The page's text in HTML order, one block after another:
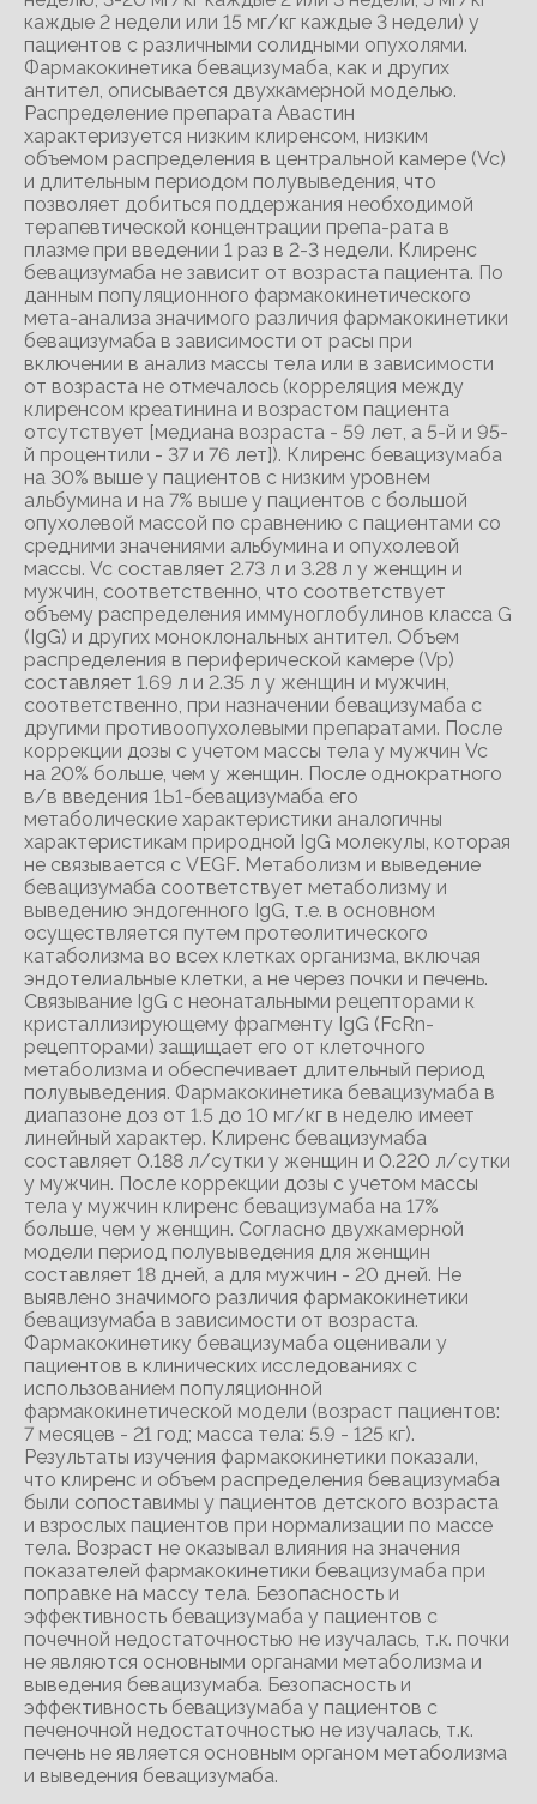
каждые 2 недели или 15 мг/кг каждые 3 недели) у
пациентов с различными солидными опухолями.
Фармакокинетика бевацизумаба, как и других
антител, описывается двухкамерной моделью.
Распределение препарата Авастин
характеризуется низким клиренсом, низким
объемом распределения в центральной камере (Vc)
и длительным периодом полувыведения, что
позволяет добиться поддержания необходимой
терапевтической концентрации препа-рата в
плазме при введении 1 раз в 2-3 недели. Клиренс
бевацизумаба не зависит от возраста пациента. По
данным популяционного фармакокинетического
мета-анализа значимого различия фармакокинетики
бевацизумаба в зависимости от расы при
включении в анализ массы тела или в зависимости
от возраста не отмечалось (корреляция между
клиренсом креатинина и возрастом пациента
отсутствует [медиана возраста - 59 лет, а 5-й и 95-
й процентили - 37 и 76 лет]). Клиренс бевацизумаба
на 30% выше у пациентов с низким уровнем
альбумина и на 7% выше у пациентов с большой
опухолевой массой по сравнению с пациентами со
средними значениями альбумина и опухолевой
массы. Vc составляет 2.73 л и 3.28 л у женщин и
мужчин, соответственно, что соответствует
объему распределения иммуноглобулинов класса G
(IgG) и других моноклональных антител. Объем
распределения в периферической камере (Vp)
составляет 1.69 л и 2.35 л у женщин и мужчин,
соответственно, при назначении бевацизумаба с
другими противоопухолевыми препаратами. После
коррекции дозы с учетом массы тела у мужчин Vc
на 20% больше, чем у женщин. После однократного
в/в введения 1Ь1-бевацизумаба его
метаболические характеристики аналогичны
характеристикам природной IgG молекулы, которая
не связывается с VEGF. Метаболизм и выведение
бевацизумаба соответствует метаболизму и
выведению эндогенного IgG, т.е. в основном
осуществляется путем протеолитического
катаболизма во всех клетках организма, включая
эндотелиальные клетки, а не через почки и печень.
Связывание IgG с неонатальными рецепторами к
кристаллизирующему фрагменту IgG (FcRn-
рецепторами) защищает его от клеточного
метаболизма и обеспечивает длительный период
полувыведения. Фармакокинетика бевацизумаба в
диапазоне доз от 1.5 до 10 мг/кг в неделю имеет
линейный характер. Клиренс бевацизумаба
составляет 0.188 л/сутки у женщин и 0.220 л/сутки
у мужчин. После коррекции дозы с учетом массы
тела у мужчин клиренс бевацизумаба на 17%
больше, чем у женщин. Согласно двухкамерной
модели период полувыведения для женщин
составляет 18 дней, а для мужчин - 20 дней. Не
выявлено значимого различия фармакокинетики
бевацизумаба в зависимости от возраста.
Фармакокинетику бевацизумаба оценивали у
пациентов в клинических исследованиях с
использованием популяционной
фармакокинетической модели (возраст пациентов:
7 месяцев - 21 год; масса тела: 5.9 - 125 кг).
Результаты изучения фармакокинетики показали,
что клиренс и объем распределения бевацизумаба
были сопоставимы у пациентов детского возраста
и взрослых пациентов при нормализации по массе
тела. Возраст не оказывал влияния на значения
показателей фармакокинетики бевацизумаба при
поправке на массу тела. Безопасность и
эффективность бевацизумаба у пациентов с
почечной недостаточностью не изучалась, т.к. почки
не являются основными органами метаболизма и
выведения бевацизумаба. Безопасность и
эффективность бевацизумаба у пациентов с
печеночной недостаточностью не изучалась, т.к.
печень не является основным органом метаболизма
и выведения бевацизумаба.